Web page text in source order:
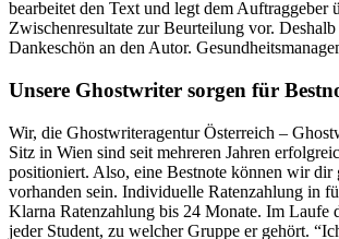
bearbeitet den Text und legt dem Auftraggeber
Zwischenresultate zur Beurteilung vor.
Dankeschön an den Autor.
Unsere Ghostwriter sorgen für
Wir, die Ghostwriteragentur Österreich –
Sitz in Wien sind seit mehreren Jahren
positioniert. Also, eine Bestnote können wir dir
vorhanden sein. Individuelle Ratenzahlung in
Klarna Ratenzahlung bis 24 Monate. Im Laufe
jeder Student, zu welcher Gruppe er gehört.